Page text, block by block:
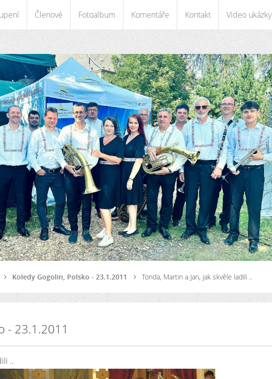
Členové Fotoalbum Komentáře Kontakt Video ukázky
Koledy Gogolin, Polsko - 23.1.2011 Tonda, Martin a Jan, jak skvěle ladili ..
- 23.1.2011
..